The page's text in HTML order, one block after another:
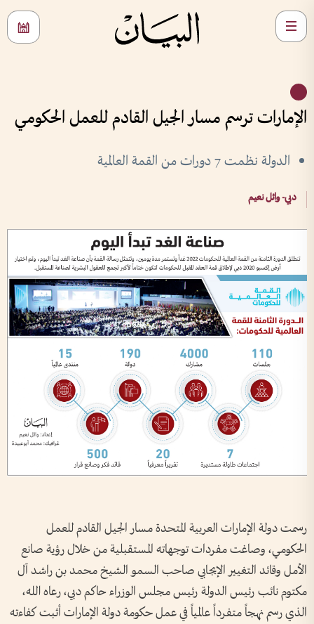
الإمارات ترسم مسار الجيل القادم للعمل الحكومي
الدولة نظمت 7 دورات من القمة العالمية
دبي- وائل نعيم
رسمت دولة الإمارات العربية المتحدة مسار الجيل القادم للعمل
الحكومي، وصاغت مفردات توجهاته المستقبلية من خلال رؤية صانع
الأمل وقائد التغيير الإيجابي صاحب السمو الشيخ محمد بن راشد آل
مكتوم نائب رئيس الدولة رئيس مجلس الوزراء حاكم دبي، رعاه الله،
الذي رسم نهجاً متفرداً عالمياً في عمل حكومة دولة الإمارات أثبت كفاءته